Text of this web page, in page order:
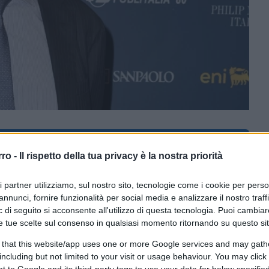
- Il rispetto della tua privacy è la nostra priorità
partner utilizziamo, sul nostro sito, tecnologie come i cookie per
fornire funzionalità per social media e analizzare il nostro
di seguito si acconsente all'utilizzo di questa tecnologia. Puoi
tue scelte sul consenso in qualsiasi momento ritornando su questo
that this website/app uses one or more Google services and may
but not limited to your visit or usage behaviour. You may
0:00/--:--
di Eni, ha definito la chiusura dello
degli ultimi 40 anni”. A causa del
subito un calo drastico, con 4,5 milioni di